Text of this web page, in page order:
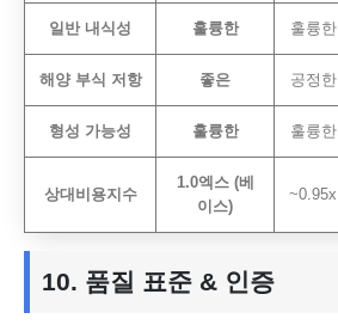
일반 내식성 훌륭한 훌륭한
해양 부식 저항 좋은 공정한
형성 가능성 훌륭한 훌륭한
상대비용지수
1.0엑스 (베
이스)
~0.95x
10. 품질 표준 & 인증